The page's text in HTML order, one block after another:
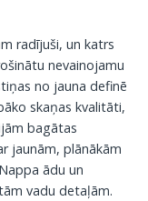
radījuši, un katrs
nevainojamu
no jauna definē
skaņas kvalitāti,
bagātas
jaunām, plānākām
ādu un
vadu detaļām.